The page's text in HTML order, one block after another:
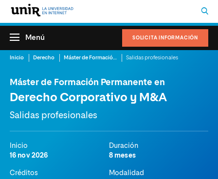
SOLICITA INFORMACIÓN
Menú
Inicio Derecho Máster de Formación Permanente en Derecho Corporativo y M&A Salidas profesionales
Máster de Formación Permanente en
Derecho Corporativo y M&A
Salidas profesionales
Inicio
16 nov 2026
Duración
8 meses
Créditos
Modalidad